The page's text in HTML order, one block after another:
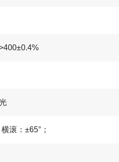
滚：±65°；